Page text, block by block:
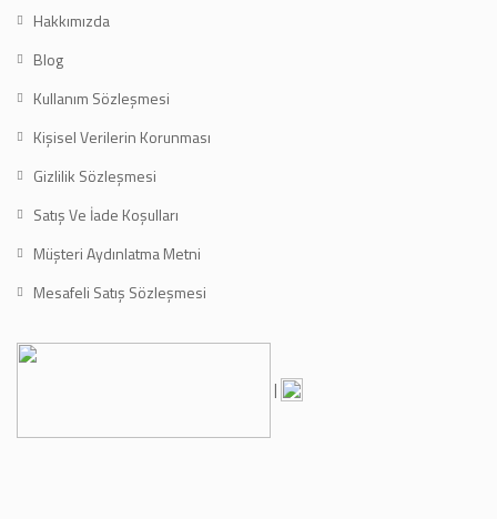
Hakkımızda
Blog
Kullanım Sözleşmesi
Kişisel Verilerin Korunması
Gizlilik Sözleşmesi
Satış Ve İade Koşulları
Müşteri Aydınlatma Metni
Mesafeli Satış Sözleşmesi
|